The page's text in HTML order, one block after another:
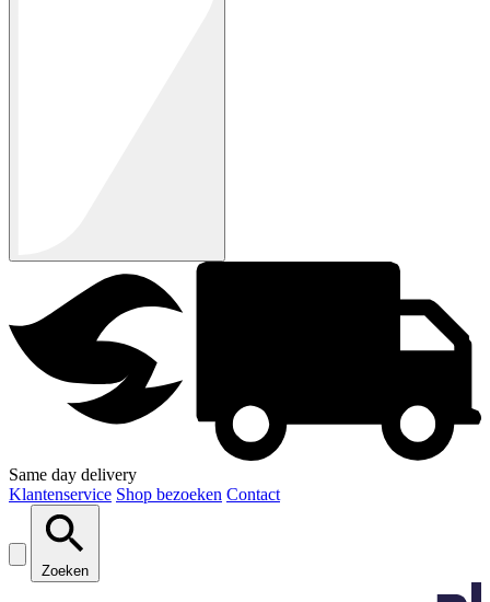
Same day delivery
Klantenservice Shop bezoeken Contact
Zoeken